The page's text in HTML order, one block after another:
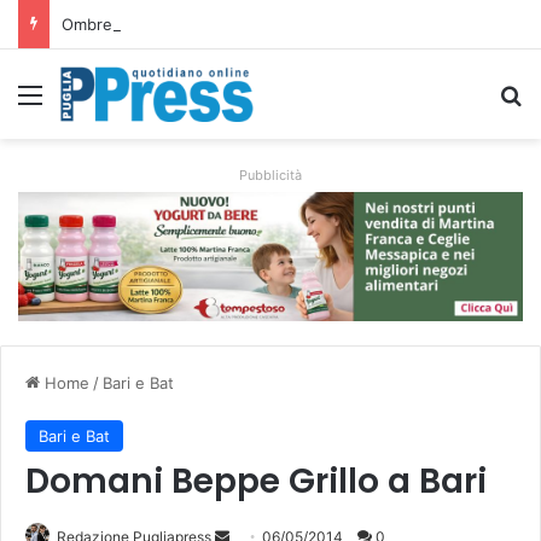
Menu
Pubblicità
Home / Bari e Bat
Bari e Bat
Domani Beppe Grillo a Bari
Redazione Pugliapress 06/05/2014 0